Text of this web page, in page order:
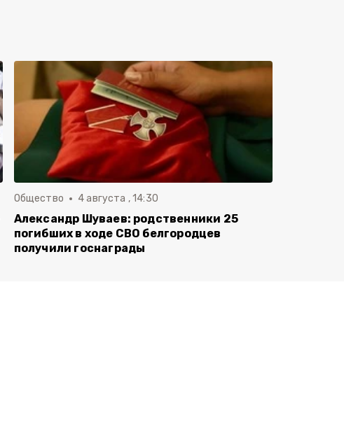
Общество 4 августа , 14:30
Александр Шуваев: родственники 25
погибших в ходе СВО белгородцев
получили госнаграды